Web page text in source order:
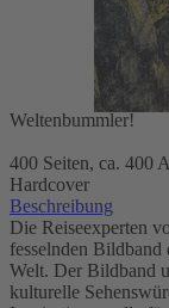
oder im Handel
Zur Wunschliste
Sofort lieferbar
Die Reiseexperten
aufregendsten
Weltenbummler!
400 Seiten, ca. 400
Hardcover
Beschreibung
Die Reiseexperten
fesselnden Bildband
Welt. Der Bildband
kulturelle